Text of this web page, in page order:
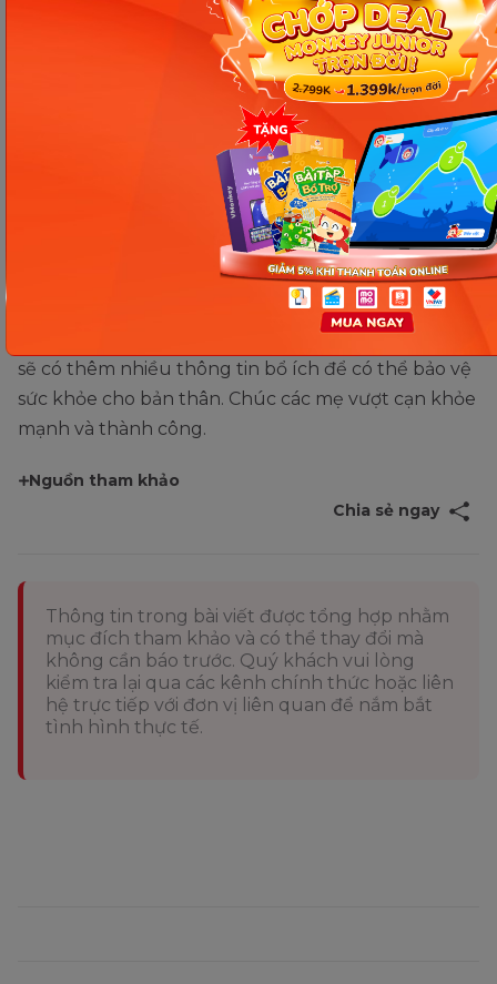
Khi có dấu hiệu bị băng huyết muộn các mẹ phải đến ngay
bệnh viện (Ảnh: Sưu tầm Internet)
Bài viết trên đã chia sẻ rõ về cáchphòng ngừa
theo tiêu chuẩn WHO cho
các mẹ bỉm. Hy vọng qua những chia sẻ đó các mẹ
sẽ có thêm nhiều thông tin bổ ích để có thể bảo vệ
sức khỏe cho bản thân. Chúc các mẹ vượt cạn khỏe
mạnh và thành công.
Nguồn tham khảo
Chia sẻ ngay
Thông tin trong bài viết được tổng hợp nhằm
mục đích tham khảo và có thể thay đổi mà
không cần báo trước. Quý khách vui lòng
kiểm tra lại qua các kênh chính thức hoặc liên
hệ trực tiếp với đơn vị liên quan để nắm bắt
tình hình thực tế.